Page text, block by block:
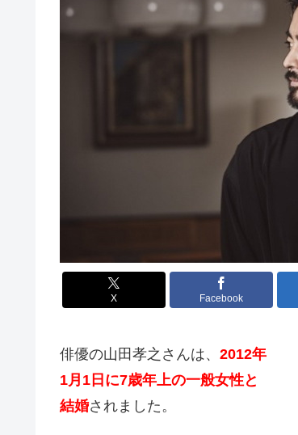
X Facebook
俳優の山田孝之さんは、 2012年
1月1日に7歳年上の一般女性と
結婚されました。